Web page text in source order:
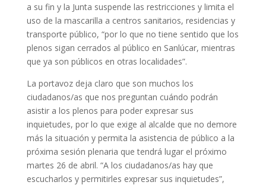
a su fin y la Junta suspende las restricciones y limita el
uso de la mascarilla a centros sanitarios, residencias y
transporte público, “por lo que no tiene sentido que los
plenos sigan cerrados al público en Sanlúcar, mientras
que ya son públicos en otras localidades”.
La portavoz deja claro que son muchos los
ciudadanos/as que nos preguntan cuándo podrán
asistir a los plenos para poder expresar sus
inquietudes, por lo que exige al alcalde que no demore
más la situación y permita la asistencia de público a la
próxima sesión plenaria que tendrá lugar el próximo
martes 26 de abril. “A los ciudadanos/as hay que
escucharlos y permitirles expresar sus inquietudes”,